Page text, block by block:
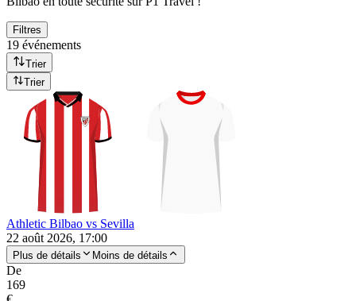
Filtres
19 événements
Trier
Trier
Athletic Bilbao vs Sevilla
22 août 2026, 17:00
Plus de détails Moins de détails
De
169